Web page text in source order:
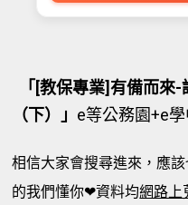
「[教保專業]有備而來-
（下）」 e等公務園+e
相信大家會搜尋進來，應
的我們懂你❤資料均網路上